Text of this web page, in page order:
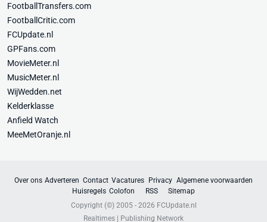
FootballTransfers.com
FootballCritic.com
FCUpdate.nl
GPFans.com
MovieMeter.nl
MusicMeter.nl
WijWedden.net
Kelderklasse
Anfield Watch
MeeMetOranje.nl
Over ons Adverteren Contact Vacatures Privacy Algemene voorwaarden
Huisregels Colofon RSS
Sitemap
Copyright (©) 2005 - 2026 FCUpdate.nl
Realtimes | Publishing Network